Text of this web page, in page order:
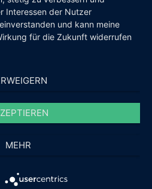
Interessen der Nutzer
und kann meine
für die Zukunft widerrufen
MEHR